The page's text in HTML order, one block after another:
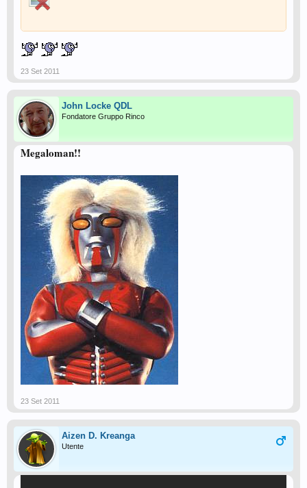
23 Set 2011
John Locke QDL
Fondatore Gruppo Rinco
Megaloman!!
23 Set 2011
Aizen D. Kreanga
Utente